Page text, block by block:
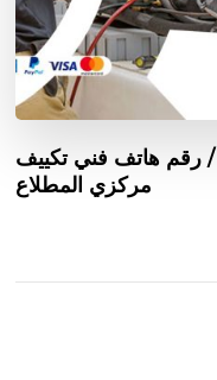
رقم تكييف المطلاع / 98025055 / رقم هاتف فني تكييف
مركزي المطلاع